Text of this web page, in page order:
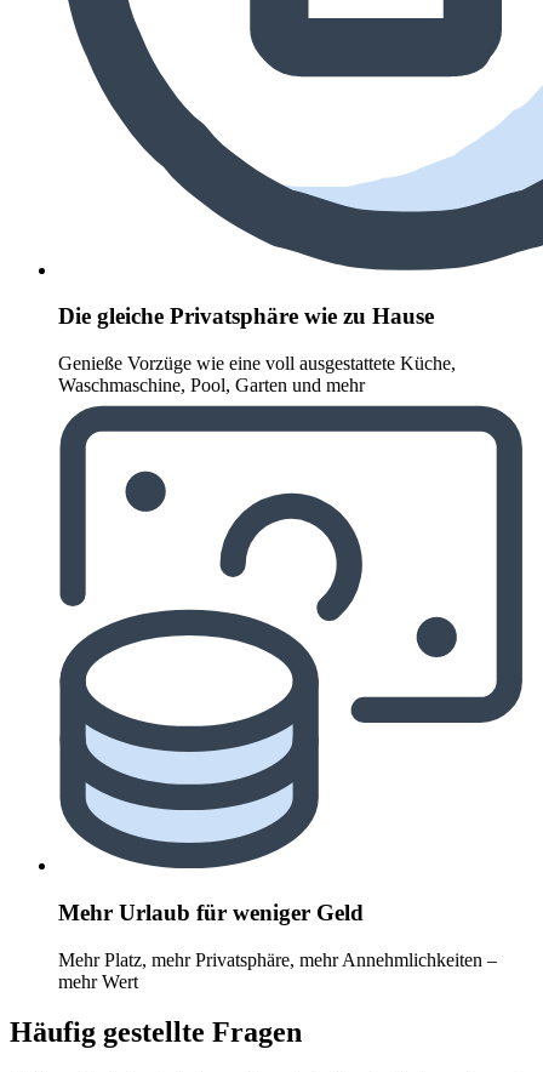
Die gleiche Privatsphäre wie zu Hause
Genieße Vorzüge wie eine voll ausgestattete Küche,
Waschmaschine, Pool, Garten und mehr
Mehr Urlaub für weniger Geld
Mehr Platz, mehr Privatsphäre, mehr Annehmlichkeiten –
mehr Wert
Häufig gestellte Fragen